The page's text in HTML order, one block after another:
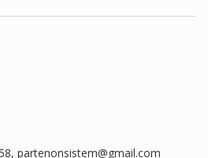
partenonsistem@gmail.com